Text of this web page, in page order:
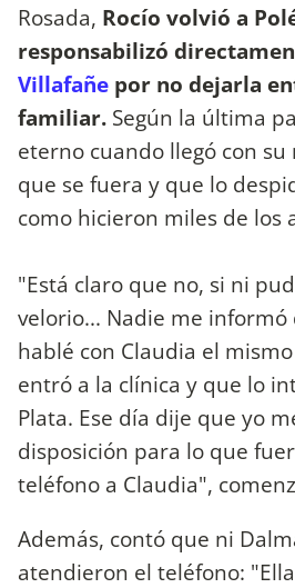
Rosada, Rocío volvió a
responsabilizó
Villafañe por no dejarla
familiar. Según la última
eterno cuando llegó con
que se fuera y que lo
como hicieron miles de los
"Está claro que no, si ni
velorio... Nadie me informó
hablé con Claudia el
entró a la clínica y que lo
Plata. Ese día dije que yo
disposición para lo que
teléfono a Claudia",
Además, contó que ni
atendieron el teléfono: